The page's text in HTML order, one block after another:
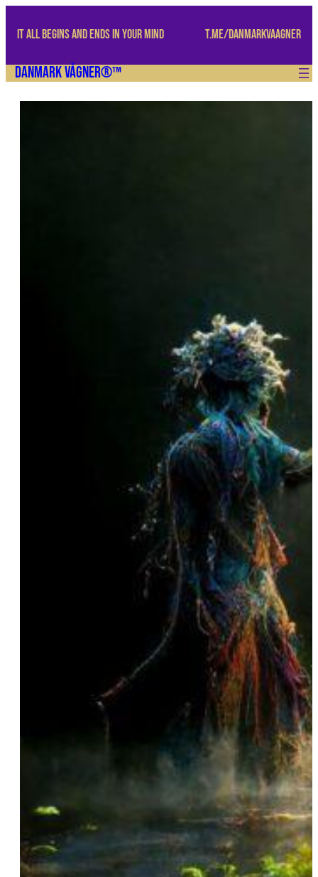
IT ALL BEGINS AND ENDS IN YOUR MIND t.me/danmarkvaagner
Danmark Vågner®™